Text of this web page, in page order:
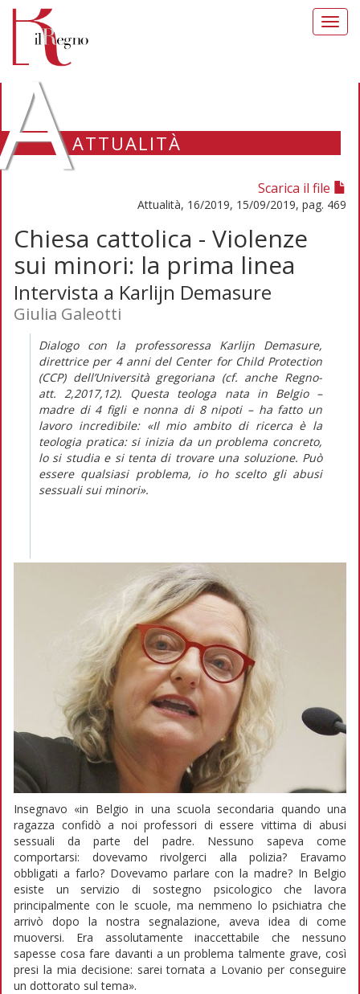
ATTUALITÀ
Scarica il file
Attualità, 16/2019, 15/09/2019, pag. 469
Chiesa cattolica - Violenze
sui minori: la prima linea
Intervista a Karlijn Demasure
Giulia Galeotti
Dialogo con la professoressa Karlijn Demasure,
direttrice per 4 anni del Center for Child Protection
(CCP) dell’Università gregoriana (cf. anche Regno-
att. 2,2017,12). Questa teologa nata in Belgio –
madre di 4 figli e nonna di 8 nipoti – ha fatto un
lavoro incredibile: «Il mio ambito di ricerca è la
teologia pratica: si inizia da un problema concreto,
lo si studia e si tenta di trovare una soluzione. Può
essere qualsiasi problema, io ho scelto gli abusi
sessuali sui minori».
Insegnavo «in Belgio in una scuola secondaria quando una
ragazza confidò a noi professori di essere vittima di abusi
sessuali da parte del padre. Nessuno sapeva come
comportarsi: dovevamo rivolgerci alla polizia? Eravamo
obbligati a farlo? Dovevamo parlare con la madre? In Belgio
esiste un servizio di sostegno psicologico che lavora
principalmente con le scuole, ma nemmeno lo psichiatra che
arrivò dopo la nostra segnalazione, aveva idea di come
muoversi. Era assolutamente inaccettabile che nessuno
sapesse cosa fare davanti a un problema talmente grave, così
presi la mia decisione: sarei tornata a Lovanio per conseguire
un dottorato sul tema».